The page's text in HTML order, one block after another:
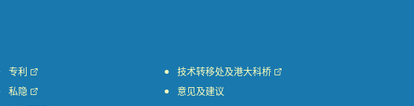
专利
私隐
技术转移处及港大科桥
意见及建议